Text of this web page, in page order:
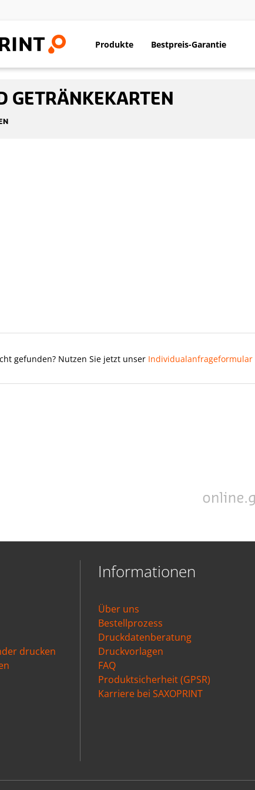
Produkte Bestpreis-Garantie
GETRÄNKEKARTEN
gefunden? Nutzen Sie jetzt unser Individualanfrageformular
drucken
Informationen
Über uns
Bestellprozess
Druckdatenberatung
Druckvorlagen
FAQ
Produktsicherheit (GPSR)
Karriere bei SAXOPRINT